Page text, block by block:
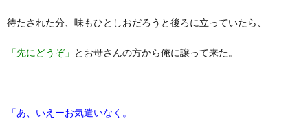
待たされた分、味もひとしおだろうと後ろに立っていたら、
「先にどうぞ」 とお母さんの方から俺に譲って来た。
「あ、いえーお気遣いなく。